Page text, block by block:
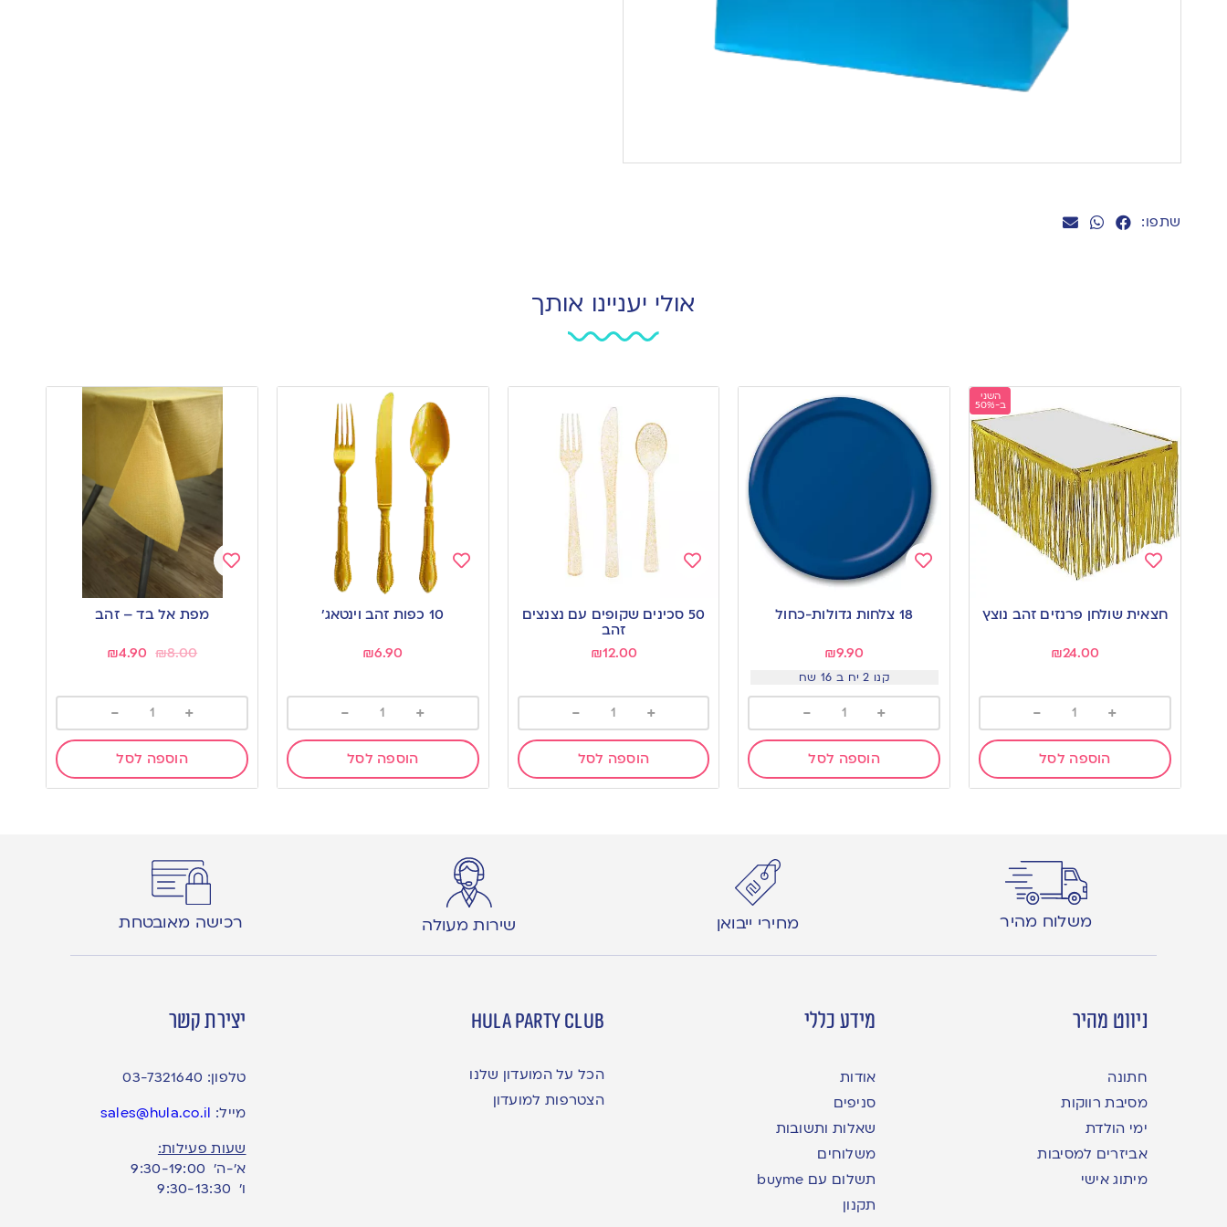
שתפו:
אולי יעניינו אותך
השני
ב-50%
to
wishlist
חצאית שולחן פרנזים זהב נוצץ
₪24.00
+
-
הוספה לסל
wishlist
18 צלחות גדולות-כחול
₪9.90
קנו 2 יח ב 16 שח
+
-
הוספה לסל
to
wishlist
50 סכינים שקופים עם נצנצים
זהב
₪12.00
+
-
הוספה לסל
wishlist
10 כפות זהב וינטאג’
₪6.90
+
-
הוספה לסל
Add
wishlist
מפת אל בד – זהב
₪8.00
₪4.90
+
-
הוספה לסל
משלוח מהיר מחירי ייבואן שירות מעולה רכישה מאובטחת
ניווט מהיר
חתונה
מסיבת רווקות
ימי הולדת
אביזרים למסיבות
מיתוג אישי
מידע כללי
אודות
סניפים
שאלות ותשובות
משלוחים
תשלום עם buyme
תקנון
hula party club
הכל על המועדון שלנו
הצטרפות למועדון
יצירת קשר
טלפון: 03-7321640
מייל: sales@hula.co.il
שעות פעילות:
א’-ה’ 9:30-19:00
ו׳ 9:30-13:30